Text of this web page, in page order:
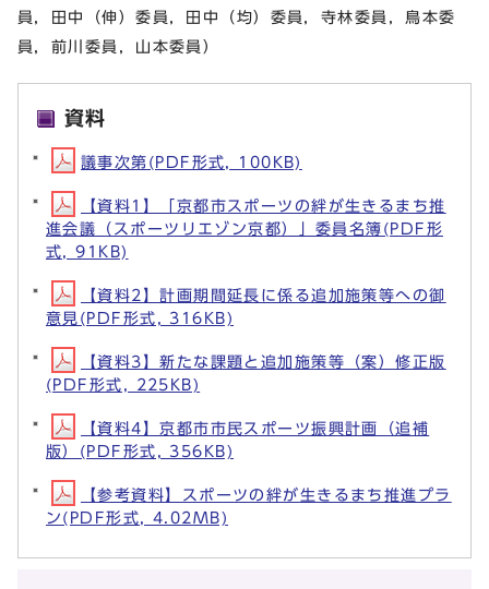
員，田中（伸）委員，田中（均）委員，寺林委員，鳥本委
員，前川委員，山本委員）
資料
議事次第(PDF形式, 100KB)
【資料1】「京都市スポーツの絆が生きるまち推
進会議（スポーツリエゾン京都）」委員名簿(PDF形
式, 91KB)
【資料2】計画期間延長に係る追加施策等への御
意見(PDF形式, 316KB)
【資料3】新たな課題と追加施策等（案）修正版
(PDF形式, 225KB)
【資料4】京都市市民スポーツ振興計画（追補
版）(PDF形式, 356KB)
【参考資料】スポーツの絆が生きるまち推進プラ
ン(PDF形式, 4.02MB)